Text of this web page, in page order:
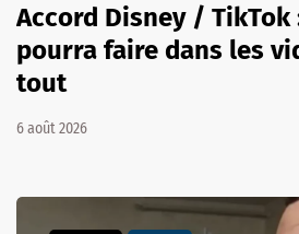
Accord Disney / TikTok
pourra faire dans les
tout
6 août 2026